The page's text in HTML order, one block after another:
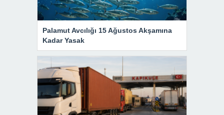
Palamut Avcılığı 15 Ağustos Akşamına
Kadar Yasak